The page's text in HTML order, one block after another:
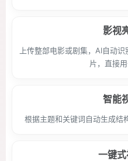
影视
上传整部电影或剧集，AI自动
片，直接
智能
根据主题和关键词自动生成结
一键